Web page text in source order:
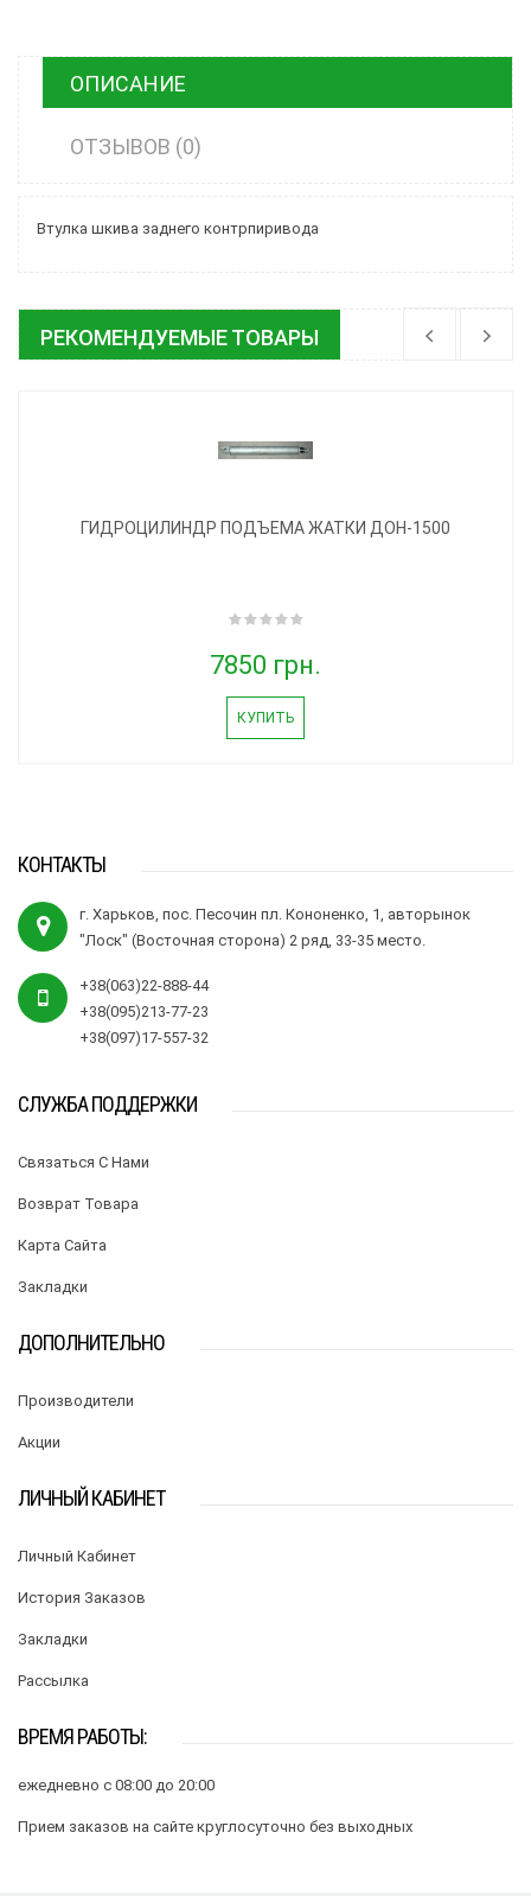
ОПИСАНИЕ
ОТЗЫВОВ (0)
Втулка шкива заднего контрпиривода
РЕКОМЕНДУЕМЫЕ ТОВАРЫ
ГИДРОЦИЛИНДР ПОДЪЕМА ЖАТКИ ДОН-1500
7850 грн.
КУПИТЬ
КОНТАКТЫ
г. Харьков, пос. Песочин пл. Кононенко, 1, авторынок
"Лоск" (Восточная сторона) 2 ряд, 33-35 место.
+38(063)22-888-44
+38(095)213-77-23
+38(097)17-557-32
СЛУЖБА ПОДДЕРЖКИ
Связаться С Нами
Возврат Товара
Карта Сайта
Закладки
ДОПОЛНИТЕЛЬНО
Производители
Акции
ЛИЧНЫЙ КАБИНЕТ
Личный Кабинет
История Заказов
Закладки
Рассылка
ВРЕМЯ РАБОТЫ:
ежедневно с 08:00 до 20:00
Прием заказов на сайте круглосуточно без выходных